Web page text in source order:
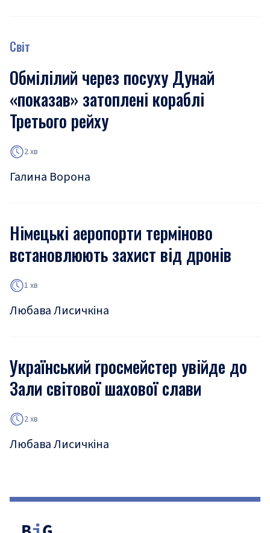
Світ
Обмілілий через посуху Дунай
«показав» затоплені кораблі
Третього рейху
2 хв
Галина Ворона
Німецькі аеропорти терміново
встановлюють захист від дронів
1 хв
Любава Лисичкіна
Український гросмейстер увійде до
Зали світової шахової слави
2 хв
Любава Лисичкіна